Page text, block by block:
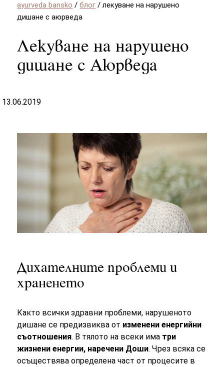
ayurveda bansko /блог /лекуване на нарушено
дишане с аюрведа
Лекуване на нарушено
дишане с Аюрведа
13.06.2019
Дихателните проблеми и
храненето
Както всички здравни проблеми, нарушеното
дишане се предизвиква от изменени енергийни
съотношения. В тялото на всеки има три
жизнени енергии, наречени Доши. Чрез всяка се
осъществява определена част от процесите в